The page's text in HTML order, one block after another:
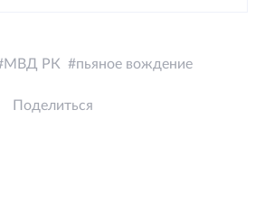
МВД РК пьяное вождение
Поделиться